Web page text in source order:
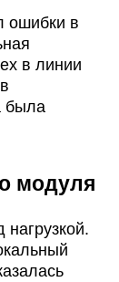
ошибки в
в линии
была
модуля